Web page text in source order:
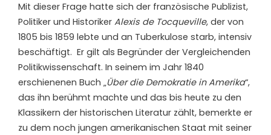
Mit dieser Frage hatte sich der französische Publizist,
Politiker und Historiker Alexis de Tocqueville, der von
1805 bis 1859 lebte und an Tuberkulose starb, intensiv
beschäftigt. Er gilt als Begründer der Vergleichenden
Politikwissenschaft. In seinem im Jahr 1840
erschienenen Buch „Über die Demokratie in Amerika“,
das ihn berühmt machte und das bis heute zu den
Klassikern der historischen Literatur zählt, bemerkte er
zu dem noch jungen amerikanischen Staat mit seiner